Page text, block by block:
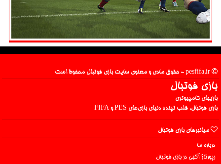
بازی فوتبال
بازیهای کامپیوتری
بازی فوتبال، قلب تپنده دنیای بازی‌های PES و FIFA
میانبرهای بازی فوتبال
درباره ما
رپورتاژ آگهی در بازی فوتبال